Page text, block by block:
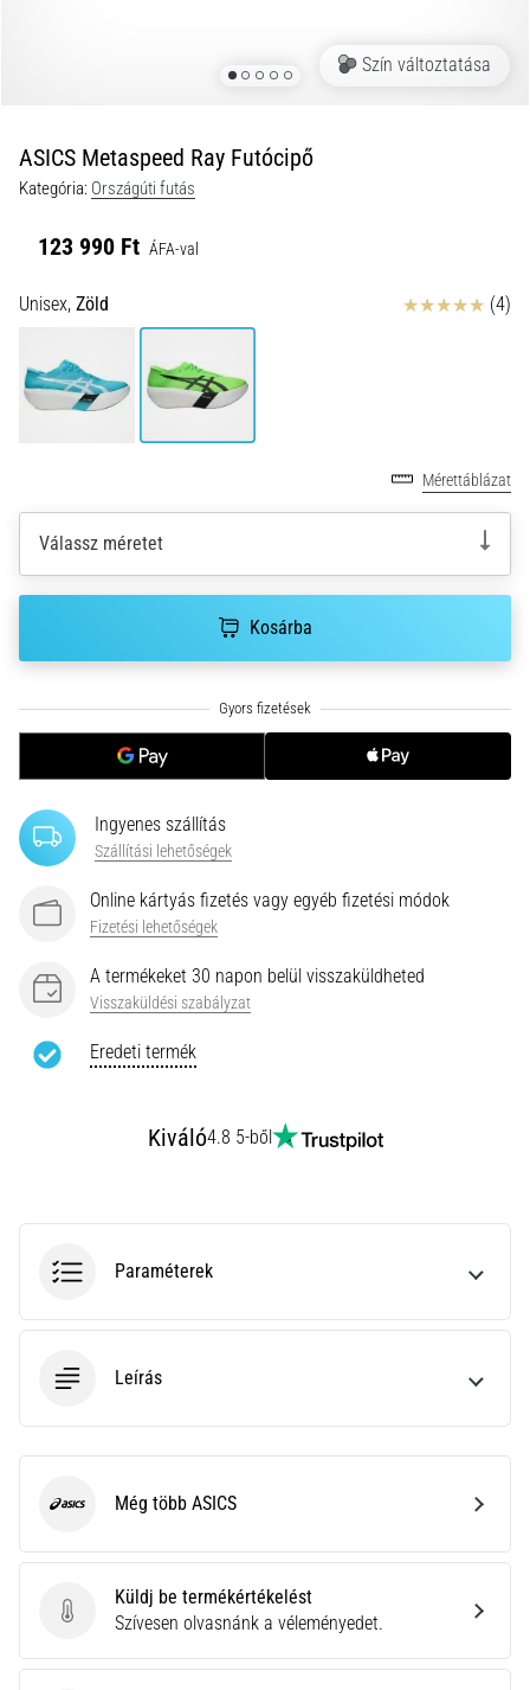
A
gyakorlatban
ingafutás
sebességet,
és
az
Hogyan
hajtható…
2026.08.06.
11 perces olvasási idő
és
megelőzés
A
futótérd,
más
néven
szalag
szindróma
egy
Minden cikk
megjelenítése
Szín változtatása
ASICS Metaspeed Ray Futócipő
Kategória: Országúti futás
123 990 Ft ÁFA-val
Unisex, Zöld Értékelés (4)
Mérettáblázat
Válassz méretet
Kosárba
Ingyenes szállítás
Szállítási lehetőségek
Online kártyás fizetés vagy egyéb fizetési módok
Fizetési lehetőségek
A termékeket 30 napon belül visszaküldheted
Visszaküldési szabályzat
Eredeti termék
Kiváló4.8 5-ből
Paraméterek
Leírás
Küldj be termékértékelést
Küldj be termékértékelést
Szívesen olvasnánk a véleményedet.
ASICS Még több ASICS